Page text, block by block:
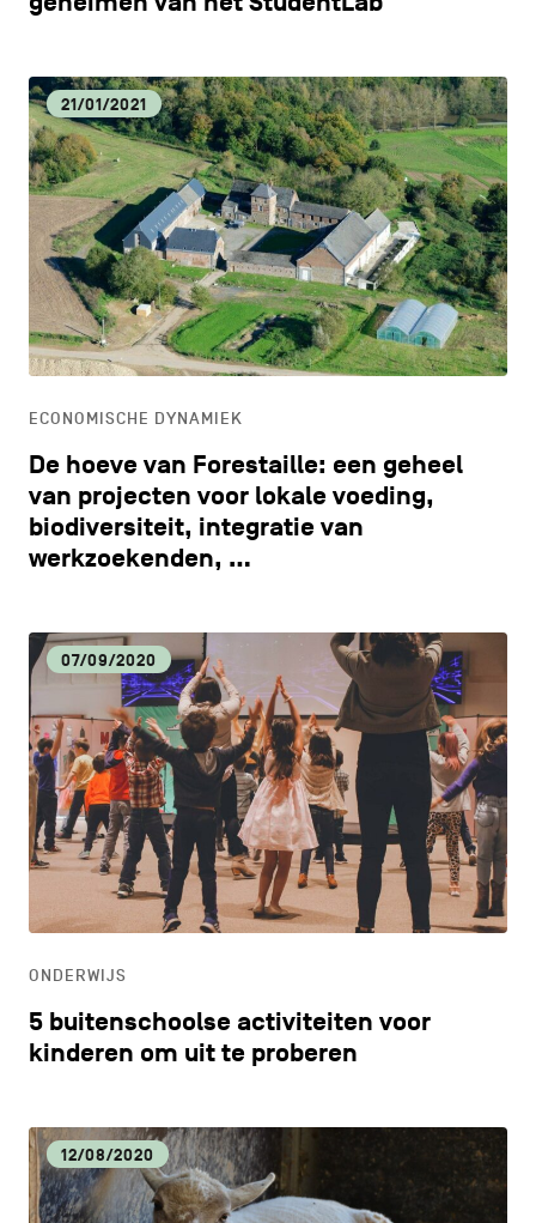
21/01/2021
ECONOMISCHE DYNAMIEK
De hoeve van Forestaille: een geheel
van projecten voor lokale voeding,
biodiversiteit, integratie van
werkzoekenden, …
07/09/2020
ONDERWIJS
5 buitenschoolse activiteiten voor
kinderen om uit te proberen
12/08/2020